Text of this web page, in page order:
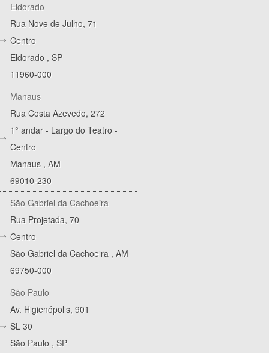
Eldorado
Rua Nove de Julho, 71
Centro
Eldorado , SP
11960-000
Manaus
Rua Costa Azevedo, 272
1° andar - Largo do Teatro -
Centro
Manaus , AM
69010-230
São Gabriel da Cachoeira
Rua Projetada, 70
Centro
São Gabriel da Cachoeira , AM
69750-000
São Paulo
Av. Higienópolis, 901
SL 30
São Paulo , SP